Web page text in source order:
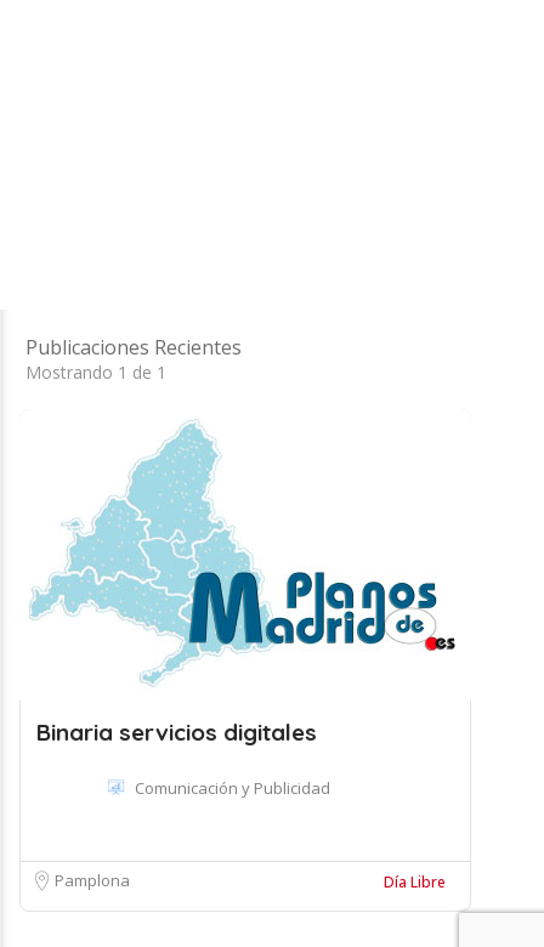
Publicaciones Recientes
Mostrando 1 de 1
Binaria servicios digitales
Comunicación y Publicidad
Pamplona Día Libre